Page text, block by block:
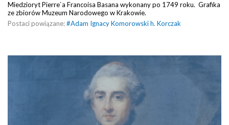
Miedzioryt Pierre`a Francoisa Basana wykonany po 1749 roku. Grafika
ze zbiorów Muzeum Narodowego w Krakowie.
Postaci powiązane:#Adam Ignacy Komorowski h. Korczak